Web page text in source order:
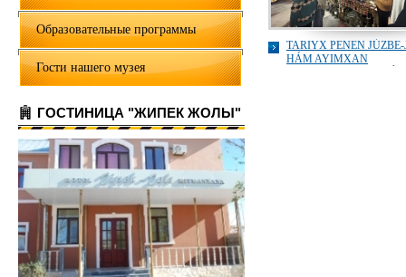
Образовательные программы
Гости нашего музея
ГОСТИНИЦА "ЖИПЕК ЖОЛЫ"
TARIYX PENEN
HÁM AYIMXAN